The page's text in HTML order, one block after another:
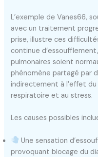
L’exemple de Vanes66,
avec un traitement
prise, illustre ces
continue
pulmonaires soient
phénomène partagé par
indirectement à l’effet
respiratoire et au stress.
Les causes possibles
Une sensation
provoquant blocage du